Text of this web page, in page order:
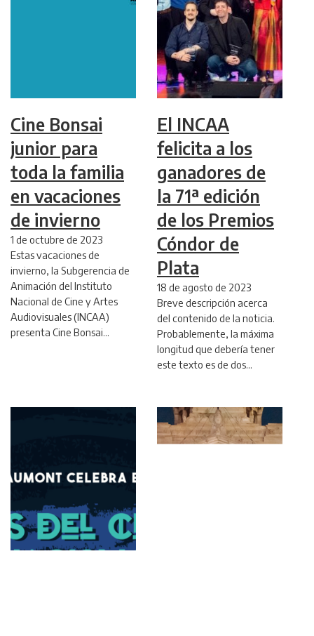
Cine Bonsai
junior para
toda la familia
en vacaciones
de invierno
1 de octubre de 2023
Estas vacaciones de
invierno, la Subgerencia de
Animación del Instituto
Nacional de Cine y Artes
Audiovisuales (INCAA)
presenta Cine Bonsai…
El INCAA
felicita a los
ganadores de
la 71ª edición
de los Premios
Cóndor de
Plata
18 de agosto de 2023
Breve descripción acerca
del contenido de la noticia.
Probablemente, la máxima
longitud que debería tener
este texto es de dos…